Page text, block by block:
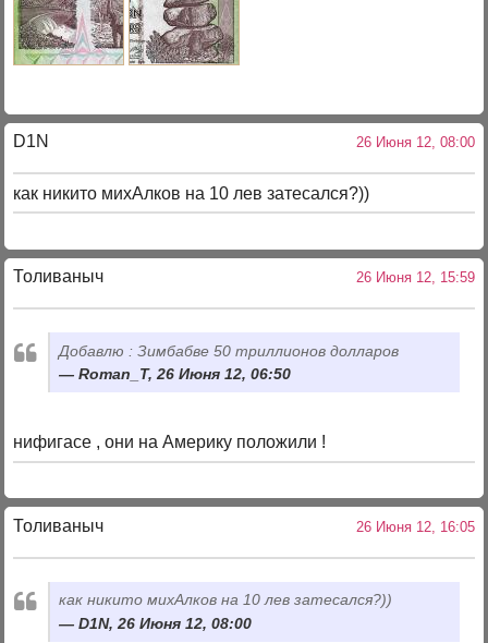
D1N 26 Июня 12, 08:00
как никито михАлков на 10 лев затесался?))
Толиваныч 26 Июня 12, 15:59
Добавлю : Зимбабве 50 триллионов долларов
Roman_T, 26 Июня 12, 06:50
нифигасе , они на Америку положили !
Толиваныч 26 Июня 12, 16:05
как никито михАлков на 10 лев затесался?))
D1N, 26 Июня 12, 08:00